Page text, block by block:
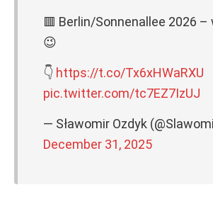
🟥 Berlin/Sonnenallee 2026
😉
👇 https://t.co/Tx6xHWaRXU
pic.twitter.com/tc7EZ7IzUJ
— Sławomir Ozdyk
December 31, 2025